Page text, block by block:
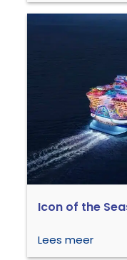
Icon of the
Lees meer